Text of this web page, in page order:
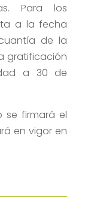
Para los
a la fecha
de la
gratificación
a 30 de
se firmará el
en vigor en